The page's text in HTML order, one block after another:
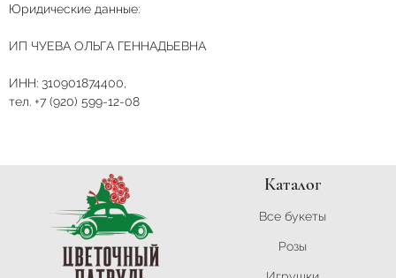
Юридические данные:
ИП ЧУЕВА ОЛЬГА ГЕННАДЬЕВНА
ИНН: 310901874400,
тел. +7 (920) 599-12-08
Каталог
Все букеты
Розы